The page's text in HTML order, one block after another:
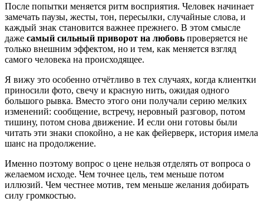
После попытки меняется ритм восприятия. Человек начинает
замечать паузы, жесты, тон, пересылки, случайные слова, и
каждый знак становится важнее прежнего. В этом смысле
даже самый сильный приворот на любовь проверяется не
только внешним эффектом, но и тем, как меняется взгляд
самого человека на происходящее.
Я вижу это особенно отчётливо в тех случаях, когда клиентки
приносили фото, свечу и красную нить, ожидая одного
большого рывка. Вместо этого они получали серию мелких
изменений: сообщение, встречу, неровный разговор, потом
тишину, потом снова движение. И если они готовы были
читать эти знаки спокойно, а не как фейерверк, история имела
шанс на продолжение.
Именно поэтому вопрос о цене нельзя отделять от вопроса о
желаемом исходе. Чем точнее цель, тем меньше потом
иллюзий. Чем честнее мотив, тем меньше желания добирать
силу громкостью.